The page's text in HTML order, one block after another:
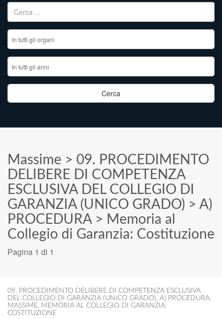
Ricerca per:
Massime > 09. PROCEDIMENTO
DELIBERE DI COMPETENZA
ESCLUSIVA DEL COLLEGIO DI
GARANZIA (UNICO GRADO) > A)
PROCEDURA> Memoria al
Collegio di Garanzia: Costituzione
Pagina 1 di 1
09. PROCEDIMENTO DELIBERE DI COMPETENZA ESCLUSIVA
DEL COLLEGIO DI GARANZIA (UNICO GRADO), A) PROCEDURA,
MASSIME, MEMORIA AL COLLEGIO DI GARANZIA:
COSTITUZIONE